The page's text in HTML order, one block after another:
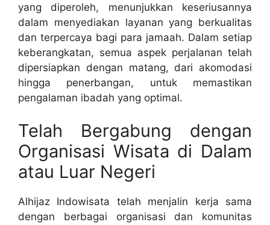
yang diperoleh, menunjukkan keseriusannya
dalam menyediakan layanan yang berkualitas
dan terpercaya bagi para jamaah. Dalam setiap
keberangkatan, semua aspek perjalanan telah
dipersiapkan dengan matang, dari akomodasi
hingga penerbangan, untuk memastikan
pengalaman ibadah yang optimal.
Telah Bergabung dengan
Organisasi Wisata di Dalam
atau Luar Negeri
Alhijaz Indowisata telah menjalin kerja sama
dengan berbagai organisasi dan komunitas